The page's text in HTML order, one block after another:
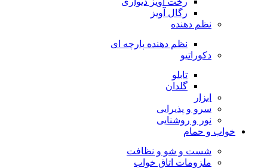
رگال آویز
نظم دهنده
نظم دهنده پارچه ای
دکوراتیو
تابلو
گلدان
ابزار
سرو و پذیرایی
نور و روشنایی
خواب و حمام
شست و شو و نظافت
ملزومات اتاق خواب